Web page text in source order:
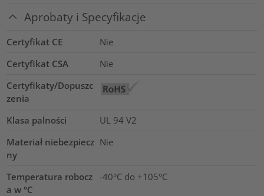
Aprobaty i Specyfikacje
Certyfikat CE
Nie
Certyfikat CSA
Nie
Certyfikaty/Dopuszc
zenia
Klasa palności
UL 94 V2
Materiał niebezpiecz
ny
Nie
Temperatura robocz
a w °C
-40°C do +105°C